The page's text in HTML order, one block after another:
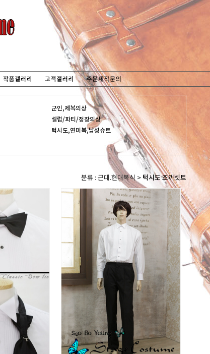
군인,제복의상
셀럽/파티/정장의상
턱시도,연미복,남성슈트
분류 : 근대.현대복식 > 턱시도 조끼셋트